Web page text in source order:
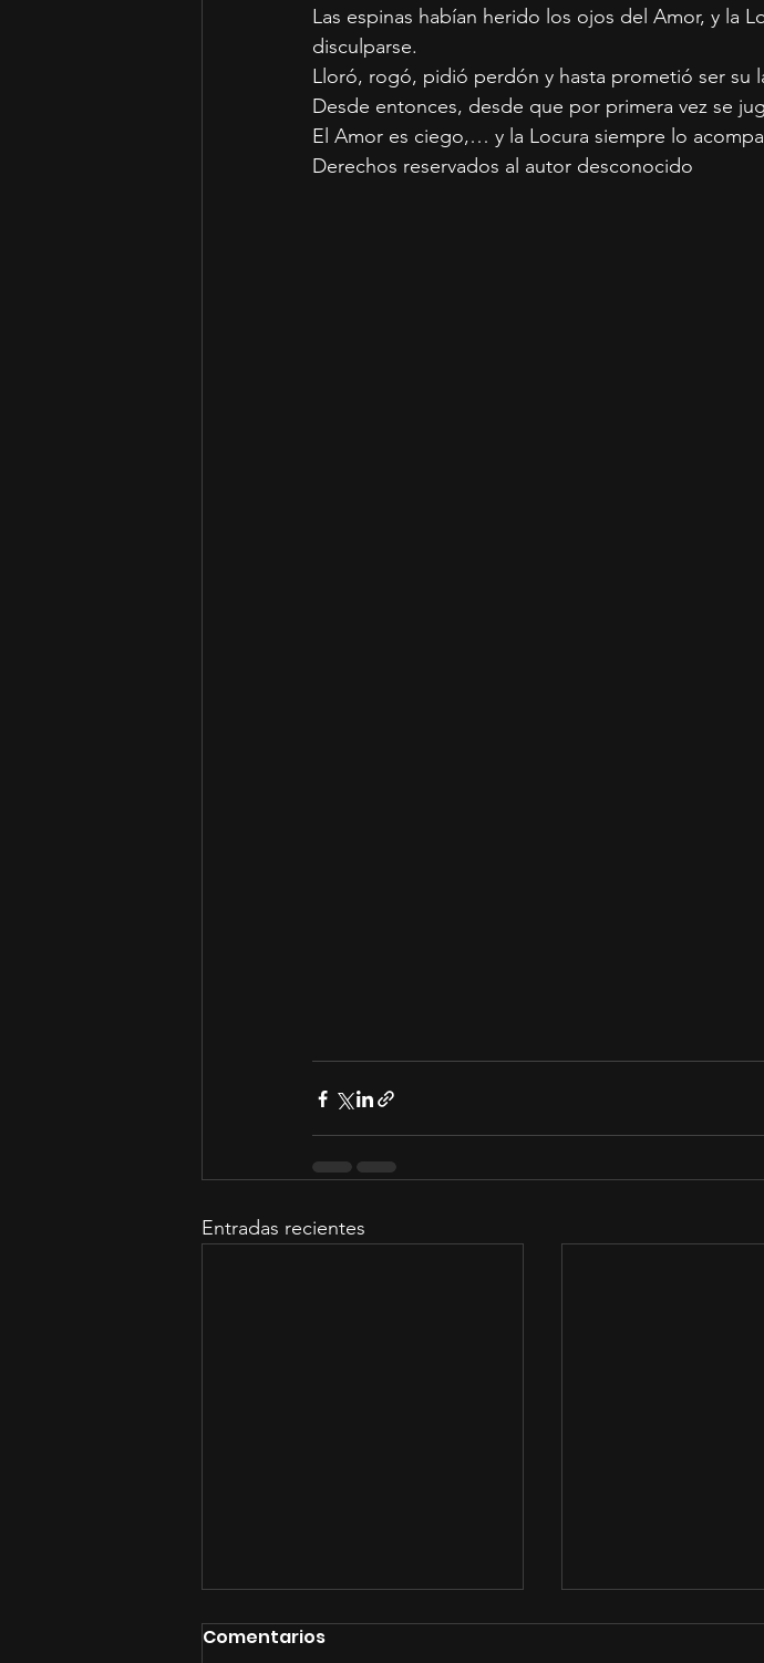
Las espinas habían herido los ojos del Amor, y la
disculparse.
Lloró, rogó, pidió perdón y hasta prometió ser su
Desde entonces, desde que por primera vez se
El Amor es ciego,… y la Locura siempre lo
Derechos reservados al autor desconocido
Entradas recientes
Comentarios